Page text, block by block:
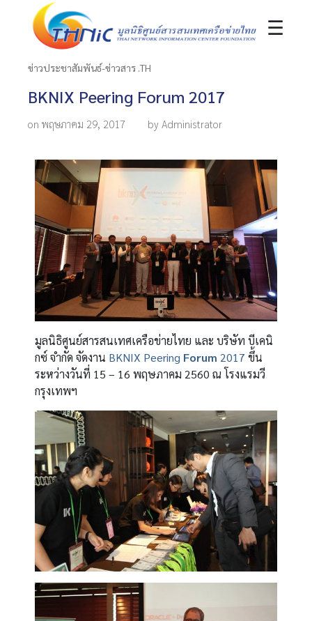
☰
ข่าวประชาสัมพันธ์-ข่าวสาร .TH
BKNIX Peering Forum 2017
on พฤษภาคม 29, 2017 by Administrator
มูลนิธิศูนย์สารสนเทศเครือข่ายไทย และ บริษัท บีเคนิ
กซ์ จำกัด จัดงาน BKNIX Peering Forum 2017 ขึ้น
ระหว่างวันที่ 15 – 16 พฤษภาคม 2560 ณ โรงแรมวี
กรุงเทพฯ